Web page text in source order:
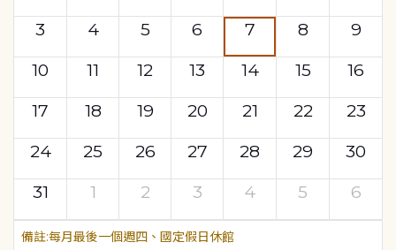
3
4 5 6 7 8
9
10
11 12 13 14 15
16
17
18 19 20 21 22
23
24
25 26 27 28 29
30
31
1 2 3 4 5 6
每月最後一個週四、國定假日休館